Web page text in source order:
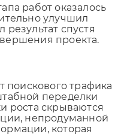
работ оказалось
улучшил
спустя
проекта.
поискового трафика
переделки
роста скрываются
непродуманной
которая